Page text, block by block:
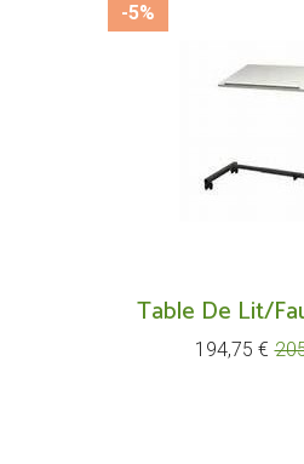
Table De Lit/
Prix
194,75 € Prix
-5%